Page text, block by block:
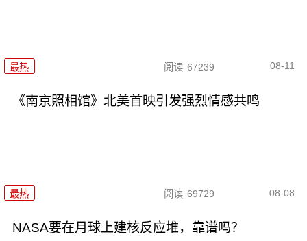
最热 阅读 67239 08-11
《南京照相馆》北美首映引发强烈情感共鸣
最热 阅读 69729 08-08
NASA要在月球上建核反应堆，靠谱吗？